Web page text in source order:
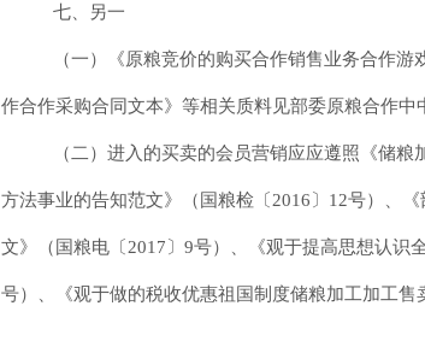
七、另一
（一）《原粮竞价的购买合作销售业务合作
作合作采购合同文本》等相关质料见部委原粮合作中
（二）进入的买卖的会员营销应应遵照《储
方法事业的告知范文》（国粮检〔2016〕12号）、
文》（国粮电〔2017〕9号）、《观于提高思想认识
号）、《观于做的税收优惠祖国制度储粮加工加工售